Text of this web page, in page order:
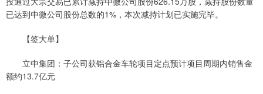
已达到中微公司股份总数的1%，本次减持计划已实施完毕。
【签大单】
立中集团：子公司获铝合金车轮项目定点预计项目周期内销售金
额约13.7亿元